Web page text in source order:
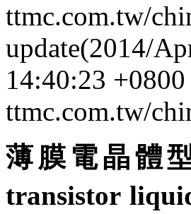
ttmc.com.tw/
update(2014/
14:40:23 +0800
ttmc.com.tw/
薄膜電晶體
transistor